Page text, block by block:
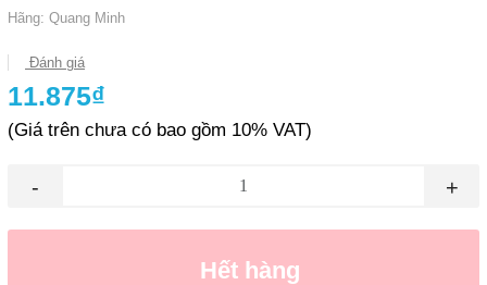
Hãng: Quang Minh
Đánh giá
11.875₫
(Giá trên chưa có bao gồm 10% VAT)
- +
Hết hàng